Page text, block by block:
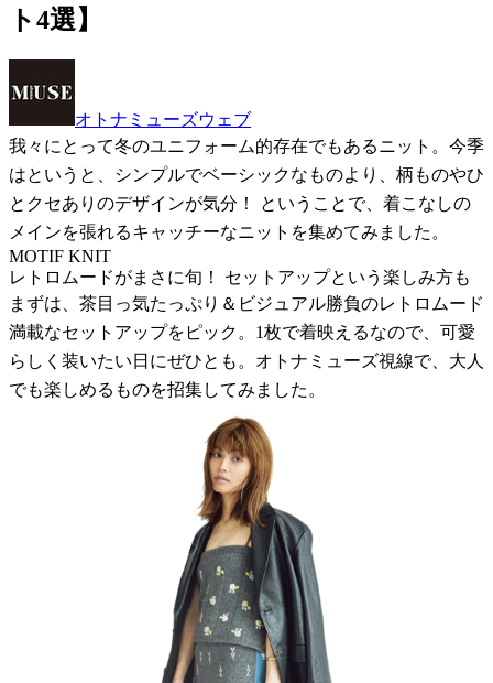
ト4選】
オトナミューズウェブ
我々にとって冬のユニフォーム的存在でもあるニット。今季
はというと、シンプルでベーシックなものより、柄ものやひ
とクセありのデザインが気分！ ということで、着こなしの
メインを張れるキャッチーなニットを集めてみました。
MOTIF KNIT
レトロムードがまさに旬！ セットアップという楽しみ方も
まずは、茶目っ気たっぷり＆ビジュアル勝負のレトロムード
満載なセットアップをピック。1枚で着映えるなので、可愛
らしく装いたい日にぜひとも。オトナミューズ視線で、大人
でも楽しめるものを招集してみました。